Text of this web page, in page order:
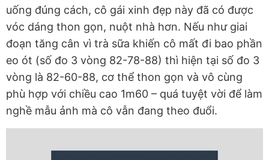
uống đúng cách, cô gái xinh đẹp này đã có được
vóc dáng thon gọn, nuột nhà hơn. Nếu như giai
đoạn tăng cân vì trà sữa khiến cô mất đi bao phần
eo ót (số đo 3 vòng 82-78-88) thì hiện tại số đo 3
vòng là 82-60-88, cơ thể thon gọn và vô cùng
phù hợp với chiều cao 1m60 – quá tuyệt vời để làm
nghề mẫu ảnh mà cô vẫn đang theo đuổi.